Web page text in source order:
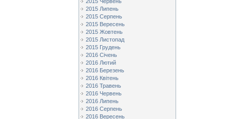
2015 Липень
2015 Серпень
2015 Вересень
2015 Жовтень
2015 Листопад
2015 Грудень
2016 Січень
2016 Лютий
2016 Березень
2016 Квітень
2016 Травень
2016 Червень
2016 Липень
2016 Серпень
2016 Вересень